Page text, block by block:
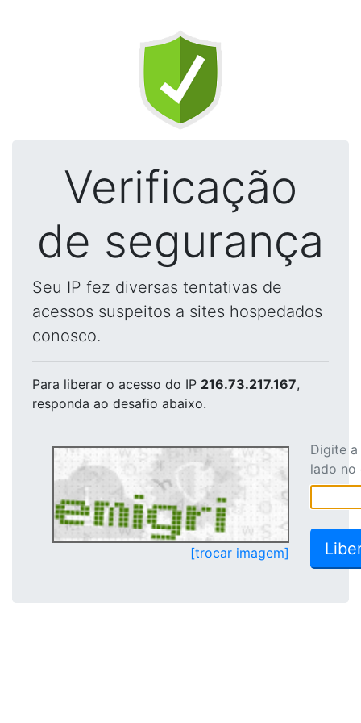
Verificação
de segurança
Seu IP fez diversas tentativas de
acessos suspeitos a sites hospedados
conosco.
Para liberar o acesso do IP 216.73.217.167,
responda ao desafio abaixo.
[trocar imagem]
Digite
lado no